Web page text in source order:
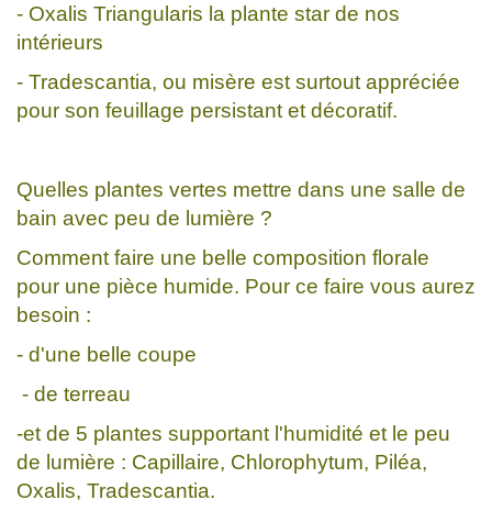
- Oxalis Triangularis la plante star de nos
intérieurs
- Tradescantia, ou misère est surtout appréciée
pour son feuillage persistant et décoratif.
Quelles plantes vertes mettre dans une salle de
bain avec peu de lumière ?
Comment faire une belle composition florale
pour une pièce humide. Pour ce faire vous aurez
besoin :
- d'une belle coupe
- de terreau
-et de 5 plantes supportant l'humidité et le peu
de lumière : Capillaire, Chlorophytum, Piléa,
Oxalis, Tradescantia.